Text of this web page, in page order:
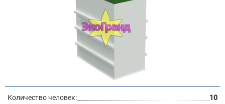
Количество человек:
10